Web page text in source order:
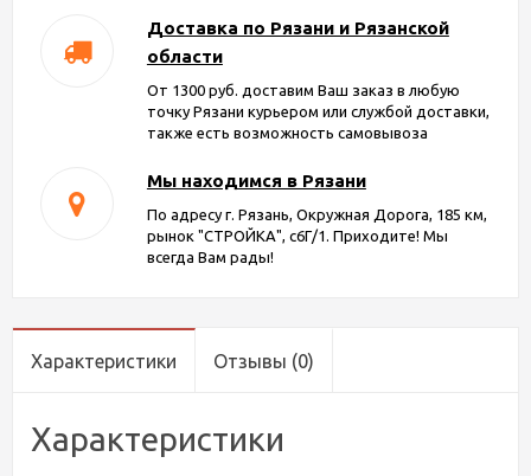
Доставка по Рязани и Рязанской
области
От 1300 руб. доставим Ваш заказ в любую
точку Рязани курьером или службой доставки,
также есть возможность самовывоза
Мы находимся в Рязани
По адресу г. Рязань, Окружная Дорога, 185 км,
рынок "СТРОЙКА", с6Г/1. Приходите! Мы
всегда Вам рады!
Характеристики Отзывы (0)
Характеристики